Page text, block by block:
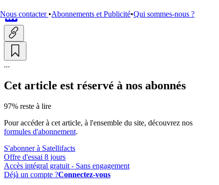
Nous contacter •Abonnements et Publicité•Qui sommes-nous ?
...
Cet article est réservé à nos abonnés
97% reste à lire
Pour accéder à cet article, à l'ensemble du site, découvrez nos
formules d'abonnement.
S'abonner à Satellifacts
Offre d'essai 8 jours
Accès intégral gratuit - Sans engagement
Déjà un compte ?Connectez-vous